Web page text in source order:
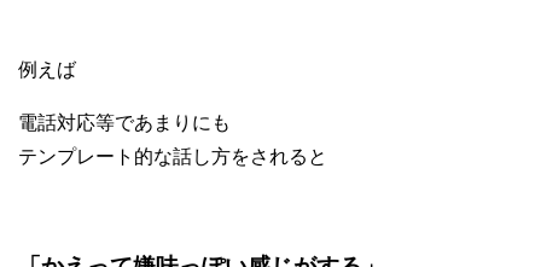
例えば
電話対応等であまりにも
テンプレート的な話し方をされると